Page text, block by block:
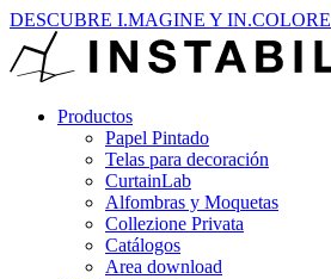
DESCUBRE I.MAGINE Y IN.COLORE
Productos
Papel Pintado
Telas para decoración
CurtainLab
Alfombras y Moquetas
Collezione Privata
Catálogos
Area download